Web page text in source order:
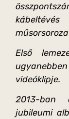
Első
videóklipje.
2013-ban
jubileumi